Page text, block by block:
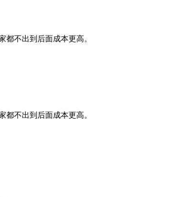
不出到后面成本更高。
不出到后面成本更高。